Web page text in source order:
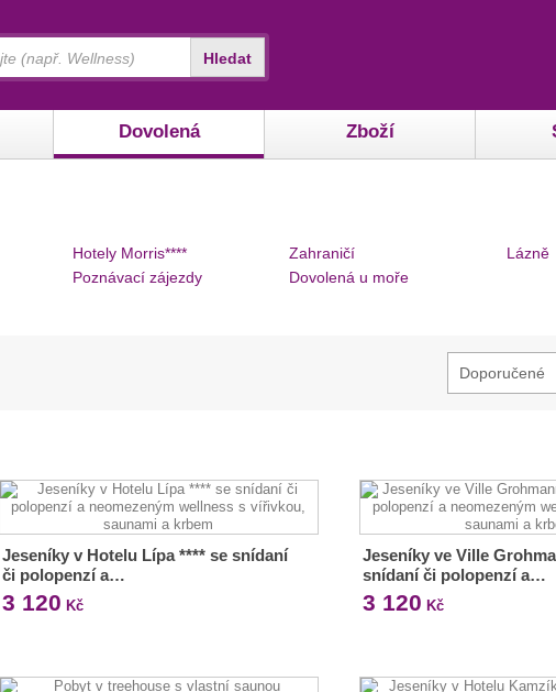
Dovolená Zboží
Hledat
Hotely Morris****
Poznávací zájezdy
Zahraničí
Dovolená u moře
Lázně
Doporučené
Jeseníky v Hotelu Lípa **** se snídaní
či polopenzí a…
3 120 Kč
Jeseníky ve Ville
snídaní či polopenzí a…
3 120 Kč